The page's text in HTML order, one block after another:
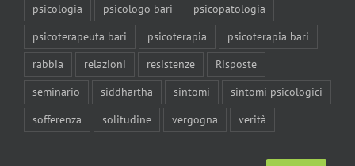
psicologia
psicologo bari
psicopatologia
psicoterapeuta bari
psicoterapia
psicoterapia bari
rabbia
relazioni resistenze
Risposte
seminario
siddhartha sintomi
sintomi psicologici
sofferenza
solitudine vergogna verità